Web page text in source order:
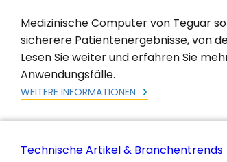
Medizinische Computer von Teguar
sicherere Patientenergebnisse, von
Lesen Sie weiter und erfahren Sie
Anwendungsfälle.
WEITERE INFORMATIONEN
Technische Artikel & Branchentrends